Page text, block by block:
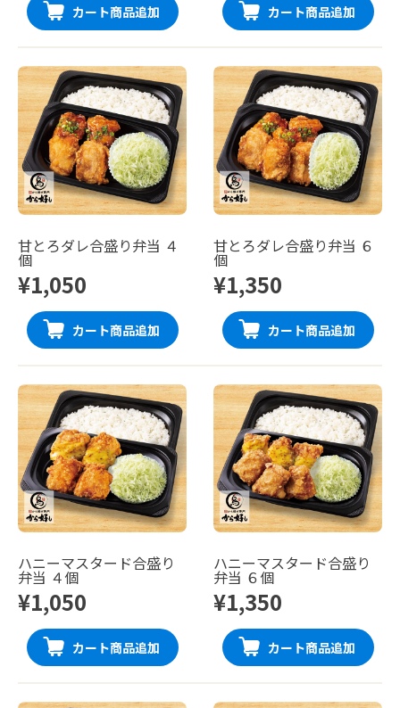
カート商品追加 カート商品追加
甘とろダレ合盛り弁当 ４
個
¥1,050
カート商品追加
甘とろダレ合盛り弁当 ６
個
¥1,350
カート商品追加
ハニーマスタード合盛り
弁当 ４個
¥1,050
カート商品追加
ハニーマスタード合盛り
弁当 ６個
¥1,350
カート商品追加